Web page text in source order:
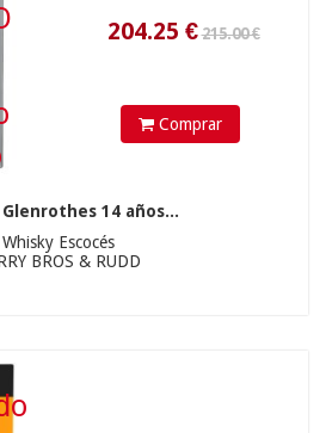
Comprar
14 años...
Whisky Escocés
BROS & RUDD